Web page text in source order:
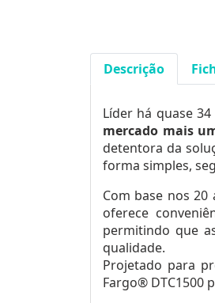
Descrição
Líder há quase
mercado mais
detentora da
forma simples,
Com base nos
oferece
permitindo que
qualidade.
Projetado para
Fargo® DTC1500